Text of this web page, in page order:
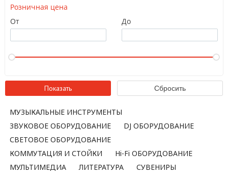
Розничная цена
От
До
МУЗЫКАЛЬНЫЕ ИНСТРУМЕНТЫ
ЗВУКОВОЕ ОБОРУДОВАНИЕ
DJ ОБОРУДОВАНИЕ
СВЕТОВОЕ ОБОРУДОВАНИЕ
КОММУТАЦИЯ И СТОЙКИ
Hi-Fi ОБОРУДОВАНИЕ
МУЛЬТИМЕДИА
ЛИТЕРАТУРА СУВЕНИРЫ